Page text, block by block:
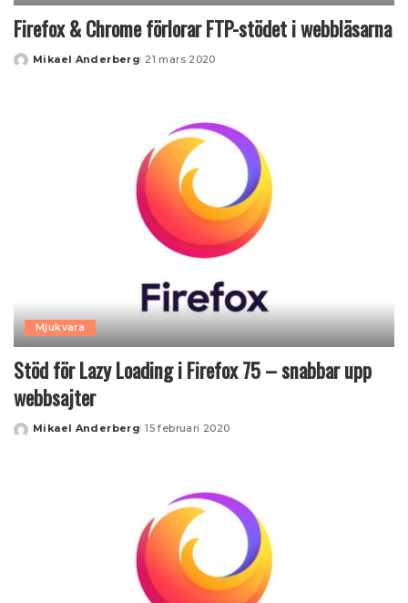
Firefox & Chrome förlorar FTP-stödet i webbläsarna
Posted
Mikael Anderberg 21 mars 2020
Mjukvara
Stöd för Lazy Loading i Firefox 75 – snabbar upp
webbsajter
Posted
Mikael Anderberg 15 februari 2020